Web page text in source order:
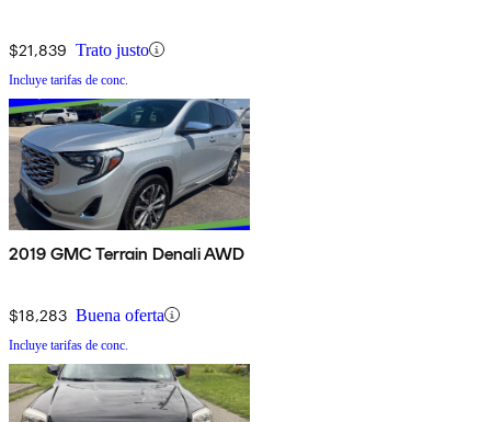
$21,839 Trato justo
Incluye tarifas de conc.
2019 GMC Terrain Denali AWD
$18,283 Buena oferta
Incluye tarifas de conc.